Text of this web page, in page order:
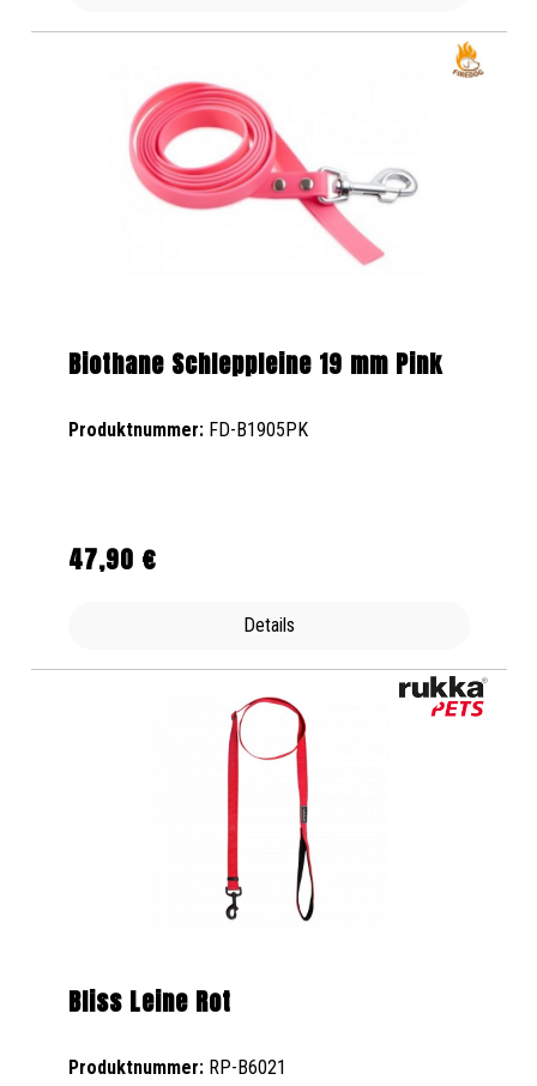
Biothane Schleppleine 19 mm Pink
Produktnummer: FD-B1905PK
Regulärer Preis:
47,90 €
Details
Bliss Leine Rot
Produktnummer: RP-B6021